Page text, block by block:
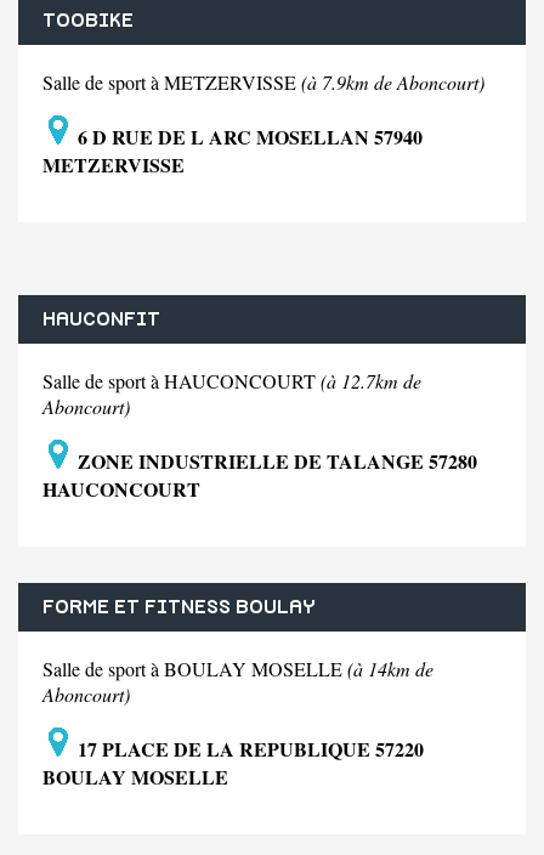
TOOBIKE
Salle de sport à METZERVISSE(à 7.9km de Aboncourt)
6 D RUE DE L ARC MOSELLAN 57940
METZERVISSE
HAUCONFIT
Salle de sport à HAUCONCOURT(à 12.7km de
Aboncourt)
ZONE INDUSTRIELLE DE TALANGE 57280
HAUCONCOURT
FORME ET FITNESS BOULAY
Salle de sport à BOULAY MOSELLE(à 14km de
Aboncourt)
17 PLACE DE LA REPUBLIQUE 57220
BOULAY MOSELLE